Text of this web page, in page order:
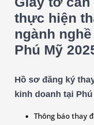
thực hiện
ngành
Phú Mỹ
Hồ sơ đăng ký
kinh doanh tại
Thông báo thay